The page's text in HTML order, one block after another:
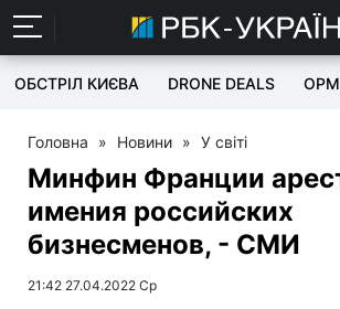
ОБСТРІЛ КИЄВА DRONE DEALS
Головна » Новини » У світі
Минфин Франции
имения российских
бизнесменов, - СМИ
21:42 27.04.2022 Ср